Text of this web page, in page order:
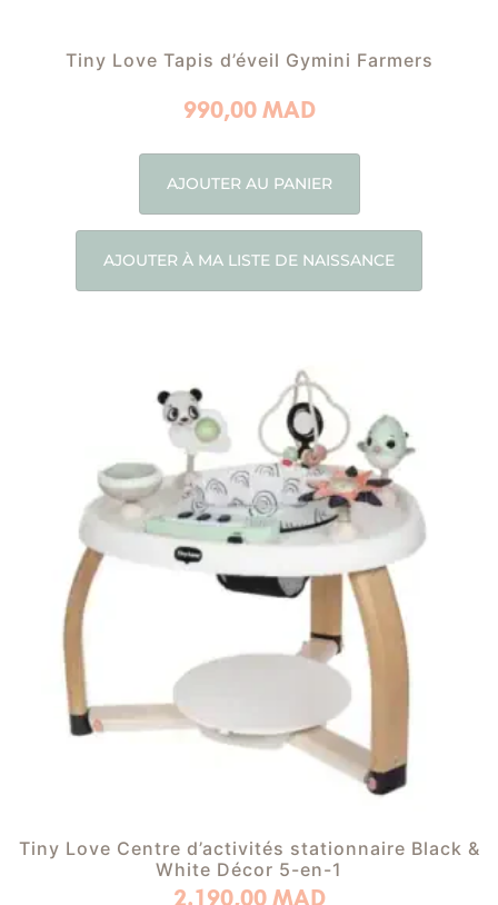
Tiny Love Tapis d’éveil Gymini Farmers
990,00 MAD
AJOUTER AU PANIER
AJOUTER À MA LISTE DE NAISSANCE
Tiny Love Centre d’activités stationnaire Black &
White Décor 5-en-1
2.190,00 MAD